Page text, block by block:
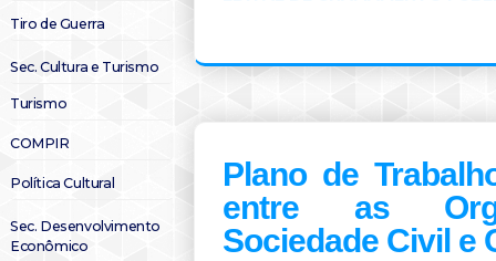
Tiro de Guerra
Sec. Cultura e Turismo
Turismo
COMPIR
Política Cultural
Sec. Desenvolvimento
Econômico
Plano de
entre as
Sociedade Civil e